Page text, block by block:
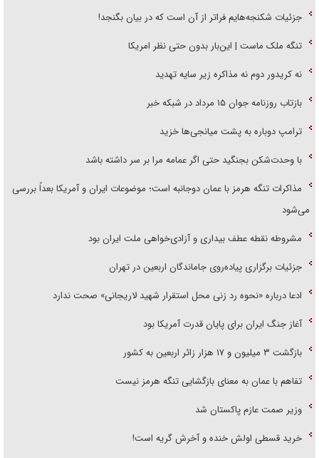
جزئیات شکنجه‌هایم فراتر از آن است که در بیان بگنجد!
تنگه ملک ماست | این‌بار بدون حتی نظر امریکا
نه کریدور دوم نه مذاکره زیر سایه تهدید
بازتاب روزنامه جوان ۱۵ مرداد در شبکه خبر
ترامپ دوباره به پشت میانجی‌ها خزید
با وحدت‌شکن بجنگید حتی اگر عمامه مرا بر سر داشته باشد
مذاکرات تنگه هرمز با عمان دوجانبه است؛ موضوعات ایران و آمریکا بعداً بررسی
می‌شود
مشروطه نقطه عطف بیداری و آزادی‌خواهی ملت ایران بود
جزئیات برگزاری پیاده‌روی جاماندگان اربعین در تهران
ادعا درباره «نحوه رد زنی محل استقرار شهید لاریجانی» صحت ندارد
آغاز جنگ ایران برای پایان قدرت آمریکا بود
بازگشت ۳ میلیون و ۱۷ هزار زائر اربعین به کشور
تفاهم با عمان به معنای بازگشایی تنگه هرمز نیست
وزیر صمت عازم پاکستان شد
خرید قسطی اولش خنده و آخرش گریه است!